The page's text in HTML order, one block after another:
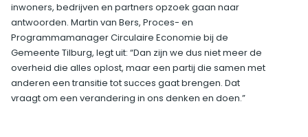
inwoners, bedrijven en partners opzoek gaan naar
antwoorden. Martin van Bers, Proces- en
Programmamanager Circulaire Economie bij de
Gemeente Tilburg, legt uit: “Dan zijn we dus niet meer de
overheid die alles oplost, maar een partij die samen met
anderen een transitie tot succes gaat brengen. Dat
vraagt om een verandering in ons denken en doen.”